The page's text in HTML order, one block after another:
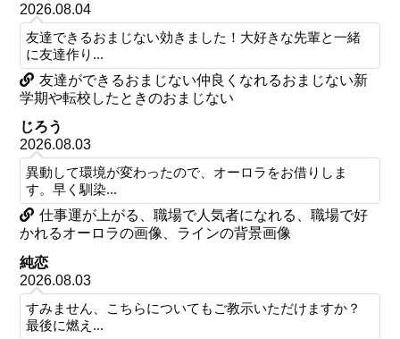
2026.08.04
友達できるおまじない効きました！大好きな先輩と一緒
に友達作り...
友達ができるおまじない仲良くなれるおまじない新
学期や転校したときのおまじない
じろう
2026.08.03
異動して環境が変わったので、オーロラをお借りしま
す。早く馴染...
仕事運が上がる、職場で人気者になれる、職場で好
かれるオーロラの画像、ラインの背景画像
純恋
2026.08.03
すみません、こちらについてもご教示いただけますか？
最後に燃え...